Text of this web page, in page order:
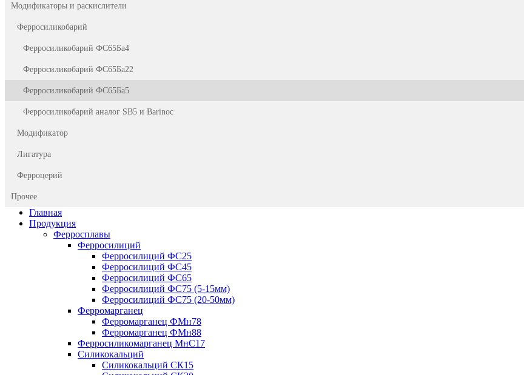
Модификаторы и раскислители
Ферросиликобарий
Ферросиликобарий ФС65Ба4
Ферросиликобарий ФС65Ба22
Ферросиликобарий ФС65Ба5
Ферросиликобарий аналог SB5 и Barinoc
Модификатор
Лигатура
Ферроцерий
Прочее
Главная
Продукция
Ферросплавы
Ферросилиций
Ферросилиций ФС25
Ферросилиций ФС45
Ферросилиций ФС65
Ферросилиций ФС75 (5-15мм)
Ферросилиций ФС75 (20-50мм)
Ферромарганец
Ферромарганец ФМн78
Ферромарганец ФМн88
Ферросиликомарганец МнС17
Силикокальций
Силикокальций СК15